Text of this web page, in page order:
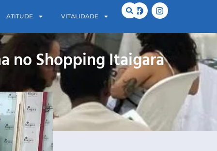
ATITUDE VITALIDADE
no Shopping Itaigara